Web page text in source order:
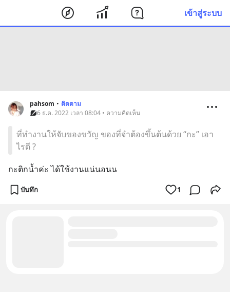
เข้าสู่ระบบ
pahsom • ติดตาม
6 ธ.ค. 2022 เวลา 08:04 • ความคิดเห็น
ที่ทำงานให้จับของขวัญ ของที่จำต้องขึ้นต้นด้วย “กะ” เอา
ไรดี ?
กะติกน้ำค่ะ ได้ใช้งานแน่นอนน
บันทึก 1